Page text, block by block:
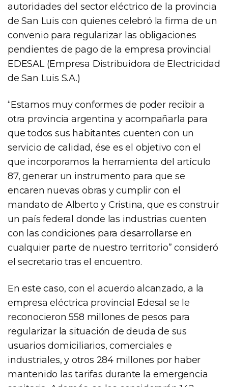
autoridades del sector eléctrico de la provincia
de San Luis con quienes celebró la firma de un
convenio para regularizar las obligaciones
pendientes de pago de la empresa provincial
EDESAL (Empresa Distribuidora de Electricidad
de San Luis S.A.)
“Estamos muy conformes de poder recibir a
otra provincia argentina y acompañarla para
que todos sus habitantes cuenten con un
servicio de calidad, ése es el objetivo con el
que incorporamos la herramienta del artículo
87, generar un instrumento para que se
encaren nuevas obras y cumplir con el
mandato de Alberto y Cristina, que es construir
un país federal donde las industrias cuenten
con las condiciones para desarrollarse en
cualquier parte de nuestro territorio” consideró
el secretario tras el encuentro.
En este caso, con el acuerdo alcanzado, a la
empresa eléctrica provincial Edesal se le
reconocieron 558 millones de pesos para
regularizar la situación de deuda de sus
usuarios domiciliarios, comerciales e
industriales, y otros 284 millones por haber
mantenido las tarifas durante la emergencia